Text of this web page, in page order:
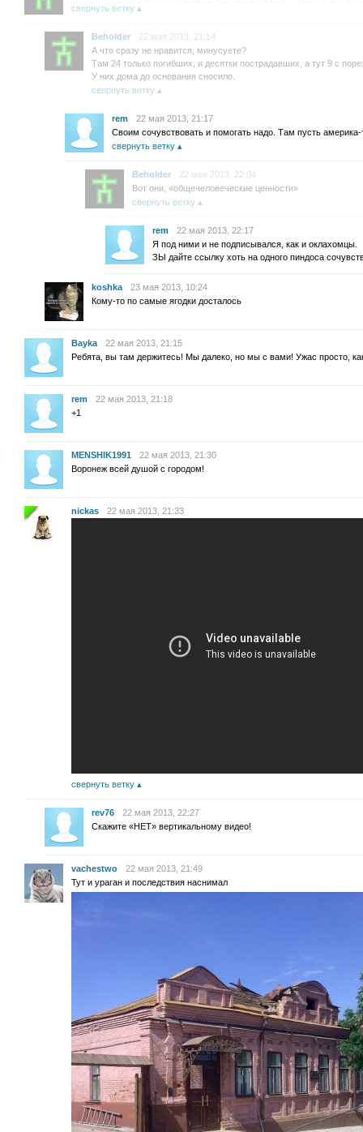
свернуть ветку
Beholder
22 мая 2013, 21:14
А что сразу не нравится, минусуете?
Там 24 только погибших, и десятки пострадавших, а тут 9 с
У них дома до основания сносило.
свернуть ветку
rem
22 мая 2013, 21:17
Своим сочувствовать и помогать надо. Там пусть америка-
свернуть ветку
Beholder
22 мая 2013, 22:04
Вот они, «общечеловеческие ценности»
свернуть ветку
rem
22 мая 2013, 22:17
Я под ними и не подписывался, как и оклахомцы.
ЗЫ дайте ссылку хоть на одного пиндоса
koshka
23 мая 2013, 10:24
Кому-то по самые ягодки досталось
Bayka
22 мая 2013, 21:15
Ребята, вы там держитесь! Мы далеко, но мы с вами! Ужас просто,
rem
22 мая 2013, 21:18
+1
MENSHIK1991
22 мая 2013, 21:30
Воронеж всей душой с городом!
nickas 22 мая 2013, 21:33
свернуть ветку
rev76
22 мая 2013, 22:27
Скажите «НЕТ» вертикальному видео!
vachestwo
22 мая 2013, 21:49
Тут и ураган и последствия наснимал